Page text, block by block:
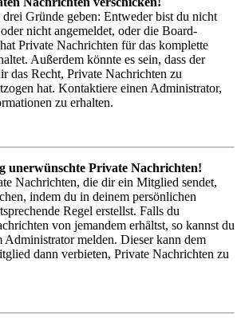
Gründe geben: Entweder bist du nicht
nicht angemeldet, oder die Board-
Private Nachrichten für das komplette
Außerdem könnte es sein, dass der
das Recht, Private Nachrichten zu
hat. Kontaktiere einen Administrator,
zu erhalten.
unerwünschte Private Nachrichten!
Nachrichten, die dir ein Mitglied sendet,
indem du in deinem persönlichen
Regel erstellst. Falls du
von jemandem erhältst, so kannst du
Administrator melden. Dieser kann dem
dann verbieten, Private Nachrichten zu